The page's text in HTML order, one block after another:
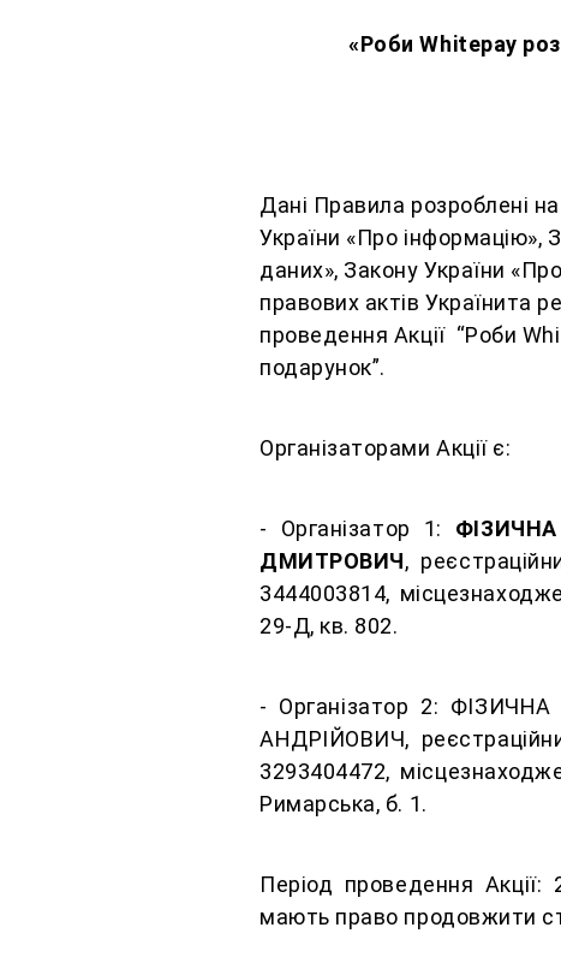
«Роби Whitepay
Дані Правила розроблені
України «Про інформацію»,
даних», Закону України
правових актів Українита
проведення Акції “Роби
подарунок”.
Організаторами Акції є:
- Організатор 1:
ДМИТРОВИЧ,
3444003814,
29-Д, кв. 802.
- Організатор 2:
АНДРІЙОВИЧ,
3293404472,
Римарська, б. 1.
Період проведення
мають право продовжити